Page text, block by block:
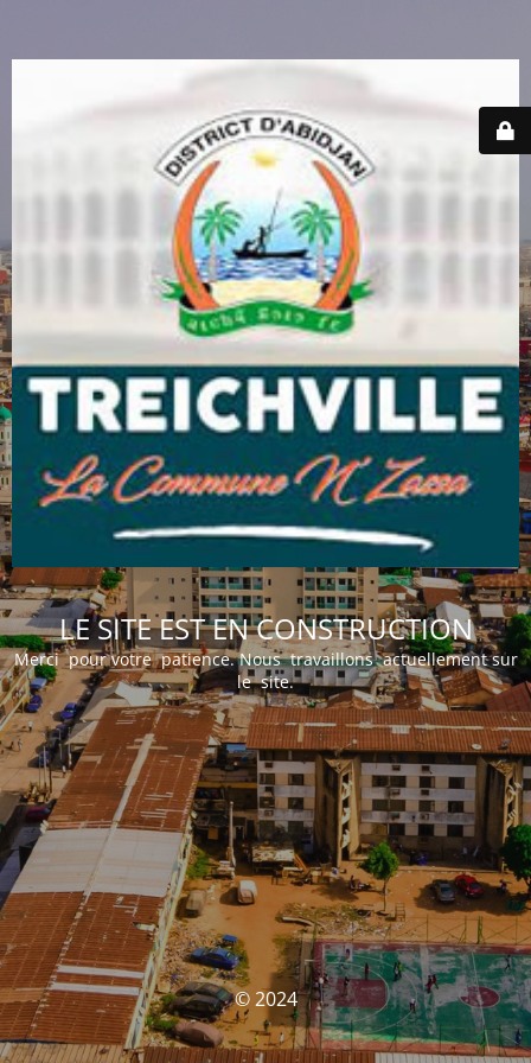
LE SITE EST EN CONSTRUCTION
Merci pour votre patience. Nous travaillons actuellement sur
le site.
© 2024